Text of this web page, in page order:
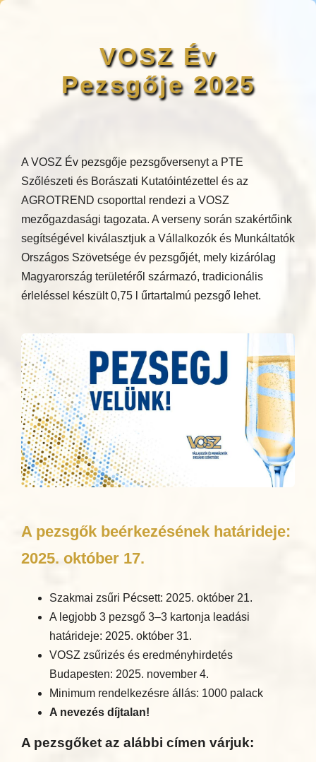
VOSZ Év
Pezsgője 2025
A VOSZ Év pezsgője pezsgőversenyt a PTE
Szőlészeti és Borászati Kutatóintézettel és az
AGROTREND csoporttal rendezi a VOSZ
mezőgazdasági tagozata. A verseny során szakértőink
segítségével kiválasztjuk a Vállalkozók és Munkáltatók
Országos Szövetsége év pezsgőjét, mely kizárólag
Magyarország területéről származó, tradicionális
érleléssel készült 0,75 l űrtartalmú pezsgő lehet.
A pezsgők beérkezésének határideje:
2025. október 17.
Szakmai zsűri Pécsett: 2025. október 21.
A legjobb 3 pezsgő 3–3 kartonja leadási
határideje: 2025. október 31.
VOSZ zsűrizés és eredményhirdetés
Budapesten: 2025. november 4.
Minimum rendelkezésre állás: 1000 palack
A nevezés díjtalan!
A pezsgőket az alábbi címen várjuk: